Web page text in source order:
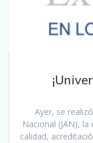
Ayer, se
Nacional (JAN),
calidad,